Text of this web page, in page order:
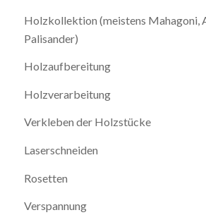
Holzkollektion (meistens Mahagoni,
Palisander)
Holzaufbereitung
Holzverarbeitung
Verkleben der Holzstücke
Laserschneiden
Rosetten
Verspannung